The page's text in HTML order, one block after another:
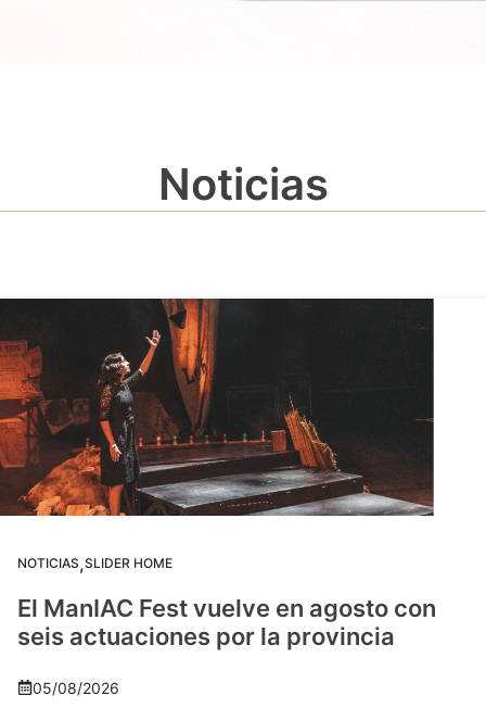
Noticias
NOTICIAS,SLIDER HOME
El ManIAC Fest vuelve en agosto con
seis actuaciones por la provincia
05/08/2026